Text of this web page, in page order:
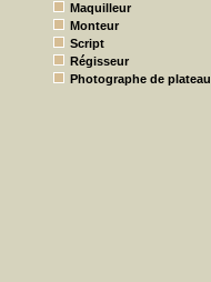
Maquilleur
Monteur
Script
Régisseur
Photographe de plateau